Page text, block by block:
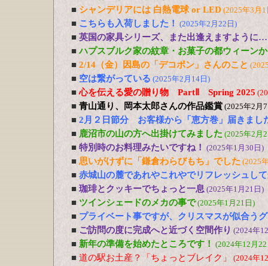
■ シャンデリアには 白熱電球 or LED (2025年3月1
■ こちらも入荷しました！ (2025年2月22日)
■ 英国の家具シリーズ、また出逢えますように…
■ ハプスブルク家の紋章・お菓子の都ウィーン
■ 2/14（金）因島の「デコポン」さんのこと
■ 空は繋がっている (2025年2月14日)
■ 心を伝える愛の贈り物 PartⅡ Spring 2025
■ 青山通り、岡本太郎さんの作品鑑賞 (2025年2月
■ 2月２日節分 お客様から「恵方巻」届きまし
■ 鹿沼市の山の方へ出掛けてみました (2025年2月
■ 特別時のお料理みたいですね！ (2025年1月30日)
■ 思いがけずに「鎌倉わらびもち」でした (2025
■ 赤城山の麓であれやこれやでリフレッシュし
■ 珈琲とクッキーでちょっと一息 (2025年1月21日)
■ ツインシェードのメカの事で(2025年1月21日)
■ プライベート事ですが、クリスマスが似合う
■ ご訪問の度に完成へと近づく空間作り (2024年
■ 新年の準備を始めたところです！ (2024年12月
■ 道の駅お土産？「ちょっとブレイク」 (2024年